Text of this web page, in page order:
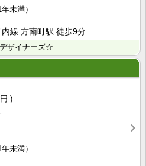
年未満）
線 方南町駅 徒歩9分
ザイナーズ☆
年未満）